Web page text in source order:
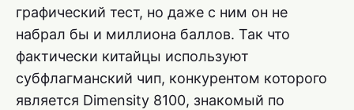
графический тест, но даже с ним он не
набрал бы и миллиона баллов. Так что
фактически китайцы используют
субфлагманский чип, конкурентом которого
является Dimensity 8100, знакомый по